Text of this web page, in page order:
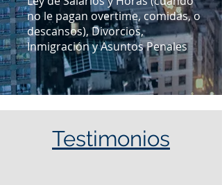
no le pagan overtime, comidas, o
descansos), Divorcios,
Inmigración y Asuntos Penales
Testimonios